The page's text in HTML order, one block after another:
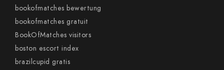
bookofmatches bewertung
bookofmatches gratuit
BookOfMatches visitors
boston escort index
brazilcupid gratis